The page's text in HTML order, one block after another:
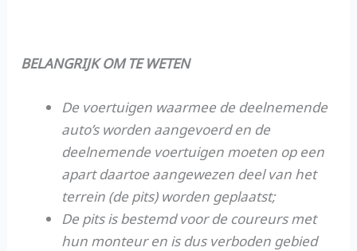
BELANGRIJK OM TE WETEN
De voertuigen waarmee de deelnemende
auto’s worden aangevoerd en de
deelnemende voertuigen moeten op een
apart daartoe aangewezen deel van het
terrein (de pits) worden geplaatst;
De pits is bestemd voor de coureurs met
hun monteur en is dus verboden gebied